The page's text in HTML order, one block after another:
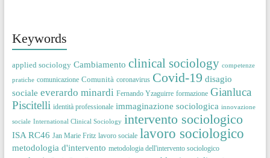
Keywords
applied sociology Cambiamento clinical sociology competenze
pratiche comunicazione Comunità coronavirus Covid-19 disagio
sociale everardo minardi Fernando Yzaguirre formazione Gianluca
Piscitelli identità professionale immaginazione sociologica innovazione
sociale International Clinical Sociology intervento sociologico
ISA RC46 Jan Marie Fritz lavoro sociale lavoro sociologico
metodologia d'intervento metodologia dell'intervento sociologico